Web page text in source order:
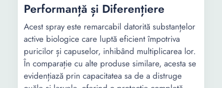
Performanță și Diferențiere
Acest spray este remarcabil datorită substanțelor
active biologice care luptă eficient împotriva
puricilor și capuselor, inhibând multiplicarea lor.
În comparație cu alte produse similare, acesta se
evidențiază prin capacitatea sa de a distruge